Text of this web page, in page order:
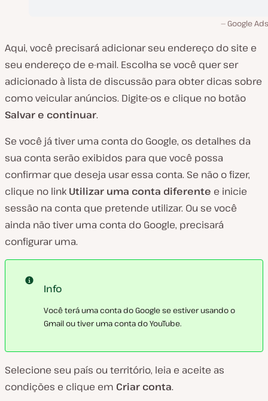
Google
Aqui, você precisará adicionar seu endereço do site e
seu endereço de e-mail. Escolha se você quer ser
adicionado à lista de discussão para obter dicas sobre
como veicular anúncios. Digite-os e clique no botão
Salvar e continuar.
Se você já tiver uma conta do Google, os detalhes da
sua conta serão exibidos para que você possa
confirmar que deseja usar essa conta. Se não o fizer,
clique no link Utilizar uma conta diferente e inicie
sessão na conta que pretende utilizar. Ou se você
ainda não tiver uma conta do Google, precisará
configurar uma.
Info
Você terá uma conta do Google se estiver usando o
Gmail ou tiver uma conta do YouTube.
Selecione seu país ou território, leia e aceite as
condições e clique em Criar conta.